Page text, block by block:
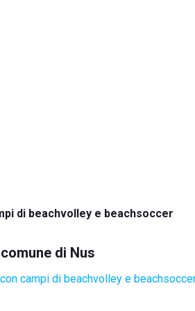
di beachvolley e beachsoccer
di Nus
campi di beachvolley e